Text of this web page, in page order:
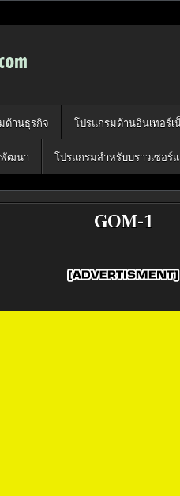
น์โหลดโปรแกรมฟรี
กรมฟรี ไว้ให้คุณได้เลือก download
ด้านธุรกิจ โปรแกรมด้านอินเทอร์เ
ฒนา โปรแกรมสำหรับบราวเซอร์
GOM-1